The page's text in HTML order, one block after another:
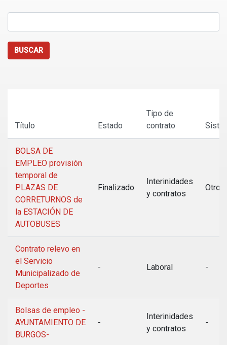
BUSCAR
Título Estado
Tipo de
contrato
BOLSA DE
EMPLEO provisión
temporal de
PLAZAS DE
CORRETURNOS de
la ESTACIÓN DE
AUTOBUSES
Finalizado
Interinidades
y contratos
Otros
Contrato relevo en
el Servicio
Municipalizado de
Deportes
- Laboral -
Bolsas de empleo -
AYUNTAMIENTO DE
BURGOS-
-
Interinidades
y contratos
-